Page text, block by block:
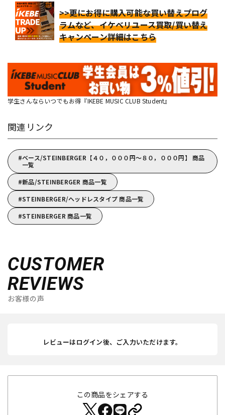
>>更にお得に購入可能な買い替えプログ
ラムなど、イケベリユース買取/買い替え
キャンペーン詳細はこちら
学生さんならいつでもお得『IKEBE MUSIC CLUB Student』
関連リンク
ベース/STEINBERGER【４０，０００円～８０，０００円】 商品
一覧
新品/STEINBERGER 商品一覧
STEINBERGER/ヘッドレスタイプ 商品一覧
STEINBERGER 商品一覧
CUSTOMER
REVIEWS
お客様の声
レビューはログイン後、ご入力いただけます。
この商品をシェアする